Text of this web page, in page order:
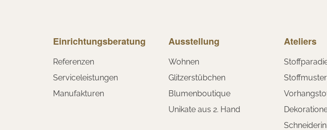
Einrichtungsberatung
Referenzen
Serviceleistungen
Manufakturen
Ausstellung
Wohnen
Glitzerstübchen
Blumenboutique
Unikate aus 2. Hand
Ateliers